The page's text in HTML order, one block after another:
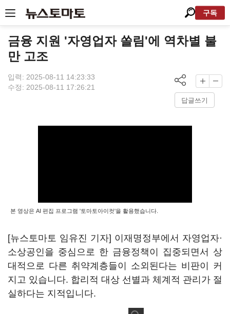
구독
금융 지원 '자영업자 쏠림'에 역차별 불
만 고조
입력: 2025-08-11 14:23:33
수정: 2025-08-11 17:26:21
답글쓰기
본 영상은 AI 편집 프로그램 '토마토아이컷'을 활용했습니다.
[뉴스토마토 임유진 기자] 이재명정부에서 자영업자·
소상공인을 중심으로 한 금융정책이 집중되면서 상
대적으로 다른 취약계층들이 소외된다는 비판이 커
지고 있습니다. 합리적 대상 선별과 체계적 관리가 절
실하다는 지적입니다.